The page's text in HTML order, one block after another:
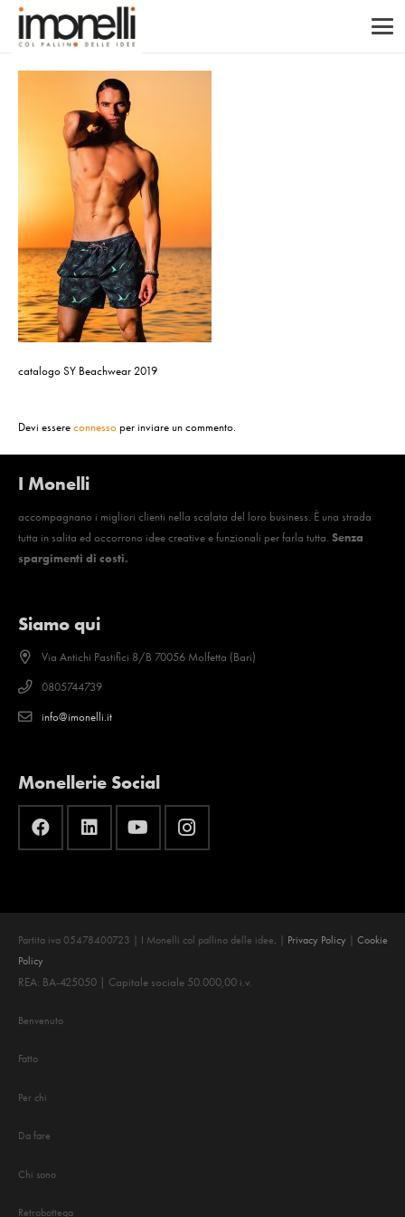
catalogo SY Beachwear 2019
Devi essere connessoper inviare un commento.
I Monelli
accompagnano i migliori clienti nella scalata del loro business. È una strada
tutta in salita ed occorrono idee creative e funzionali per farla tutta. Senza
spargimenti di costi.
Siamo qui
Via Antichi Pastifici 8/B 70056 Molfetta (Bari)
0805744739
info@imonelli.it
Monellerie Social
Partita iva 05478400723 | I Monelli col pallino delle idee. Privacy Policy
Cookie
Policy
REA: BA-425050 | Capitale sociale 50.000,00 i.v.
Benvenuto
Fatto
Per chi
Da fare
Chi sono
Retrobottega